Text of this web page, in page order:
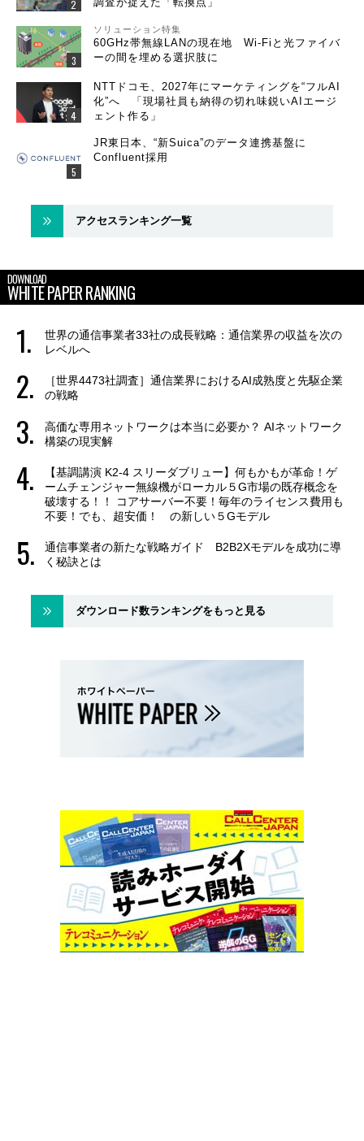
ソリューション特集
60GHz帯無線LANの現在地 Wi-Fiと光ファイバ
ーの間を埋める選択肢に
NTTドコモ、2027年にマーケティングを“フルAI
化”へ 「現場社員も納得の切れ味鋭いAIエージ
ェント作る」
JR東日本、“新Suica”のデータ連携基盤に
Confluent採用
アクセスランキング一覧
DOWNLOAD
WHITE PAPER RANKING
世界の通信事業者33社の成長戦略：通信業界の収益を次の
レベルへ
［世界4473社調査］通信業界におけるAI成熟度と先駆企業
の戦略
高価な専用ネットワークは本当に必要か？ AIネットワーク
構築の現実解
【基調講演 K2-4 スリーダブリュー】何もかもが革命！ゲ
ームチェンジャー無線機がローカル５G市場の既存概念を
破壊する！！ コアサーバー不要！毎年のライセンス費用も
不要！でも、超安価！ の新しい５Gモデル
通信事業者の新たな戦略ガイド B2B2Xモデルを成功に導
く秘訣とは
ダウンロード数ランキングをもっと見る